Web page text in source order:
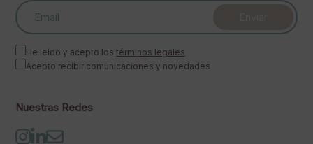
He leído y acepto los términos legales
Acepto recibir comunicaciones y novedades
Nuestras Redes